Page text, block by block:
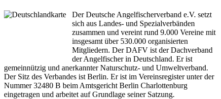
Der Deutsche Angelfischerverband e.V. setzt
sich aus Landes- und Spezialverbänden
zusammen und vereint rund 9.000 Vereine mit
insgesamt über 530.000 organisierten
Mitgliedern. Der DAFV ist der Dachverband
der Angelfischer in Deutschland. Er ist
gemeinnützig und anerkannter Naturschutz- und Umweltverband.
Der Sitz des Verbandes ist Berlin. Er ist im Vereinsregister unter der
Nummer 32480 B beim Amtsgericht Berlin Charlottenburg
eingetragen und arbeitet auf Grundlage seiner Satzung.